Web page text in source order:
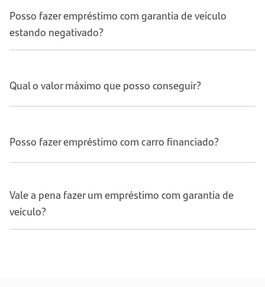
Posso fazer empréstimo com garantia de veículo
estando negativado?
Qual o valor máximo que posso conseguir?
Posso fazer empréstimo com carro financiado?
Vale a pena fazer um empréstimo com garantia de
veículo?